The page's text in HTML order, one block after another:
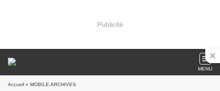
Publicité
MENU
Accueil » MOBILE.ARCHIVES